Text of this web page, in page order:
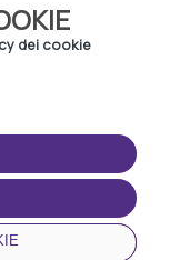
dei cookie
L'APP